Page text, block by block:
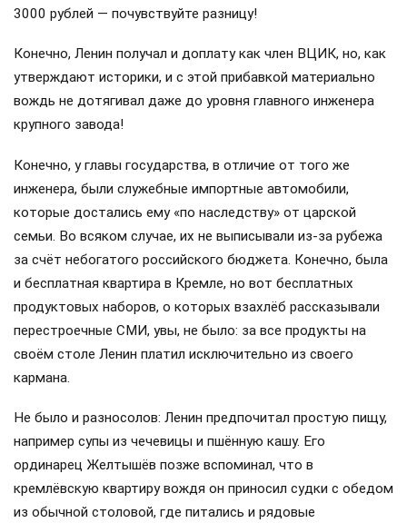
3000 рублей — почувствуйте разницу!
Конечно, Ленин получал и доплату как член ВЦИК, но, как
утверждают историки, и с этой прибавкой материально
вождь не дотягивал даже до уровня главного инженера
крупного завода!
Конечно, у главы государства, в отличие от того же
инженера, были служебные импортные автомобили,
которые достались ему «по наследству» от царской
семьи. Во всяком случае, их не выписывали из-за рубежа
за счёт небогатого российского бюджета. Конечно, была
и бесплатная квартира в Кремле, но вот бесплатных
продуктовых наборов, о которых взахлёб рассказывали
перестроечные СМИ, увы, не было: за все продукты на
своём столе Ленин платил исключительно из своего
кармана.
Не было и разносолов: Ленин предпочитал простую пищу,
например супы из чечевицы и пшённую кашу. Его
ординарец Желтышёв позже вспоминал, что в
кремлёвскую квартиру вождя он приносил судки с обедом
из обычной столовой, где питались и рядовые